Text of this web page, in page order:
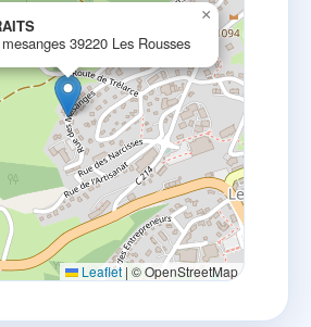
39220 Les Rousses
×
Leaflet | © OpenStreetMap